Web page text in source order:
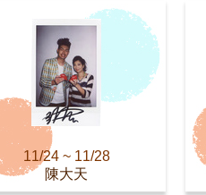
11/24 ~ 11/28
陳大天